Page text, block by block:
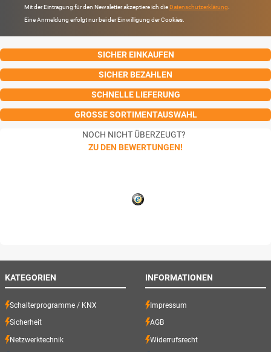
Mit der Eintragung für den Newsletter akzeptiere ich die Datenschutzerklärung
Eine Anmeldung erfolgt nur bei der Einwilligung der Cookies.
SICHER EINKAUFEN
SICHER BEZAHLEN
SCHNELLE LIEFERUNG
GROSSE SORTIMENTAUSWAHL
NOCH NICHT ÜBERZEUGT?
ZU DEN BEWERTUNGEN!
KATEGORIEN
Schalterprogramme / KNX
Sicherheit
Netzwerktechnik
INFORMATIONEN
Impressum
AGB
Widerrufsrecht